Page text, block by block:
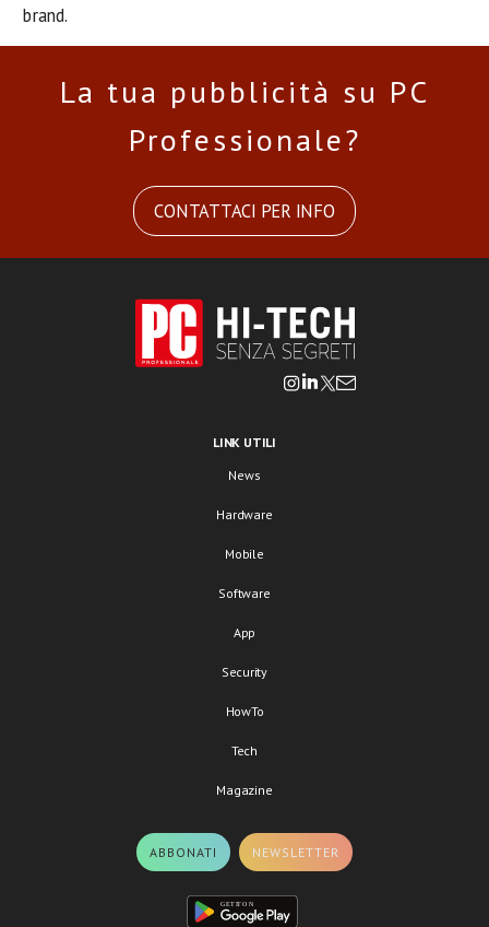
brand.
La tua pubblicità su PC
Professionale?
CONTATTACI PER INFO
LINK UTILI
News
Hardware
Mobile
Software
App
Security
HowTo
Tech
Magazine
ABBONATI NEWSLETTER